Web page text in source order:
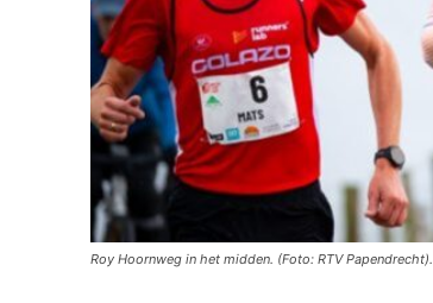
Roy Hoornweg in het midden. (Foto: RTV Papendrecht).